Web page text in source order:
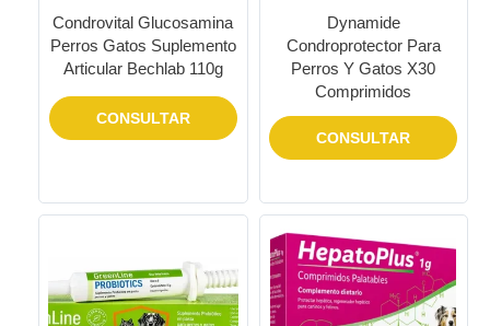
Condrovital Glucosamina
Perros Gatos Suplemento
Articular Bechlab 110g
CONSULTAR
Dynamide
Condroprotector Para
Perros Y Gatos X30
Comprimidos
CONSULTAR